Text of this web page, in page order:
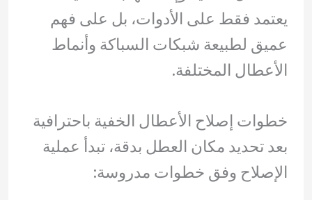
يعتمد فقط على الأدوات، بل على فهم
عميق لطبيعة شبكات السباكة وأنماط
الأعطال المختلفة.
خطوات إصلاح الأعطال الخفية باحترافية
بعد تحديد مكان العطل بدقة، تبدأ عملية
الإصلاح وفق خطوات مدروسة: